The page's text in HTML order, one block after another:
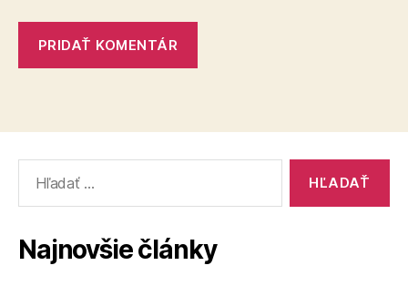
Najnovšie články